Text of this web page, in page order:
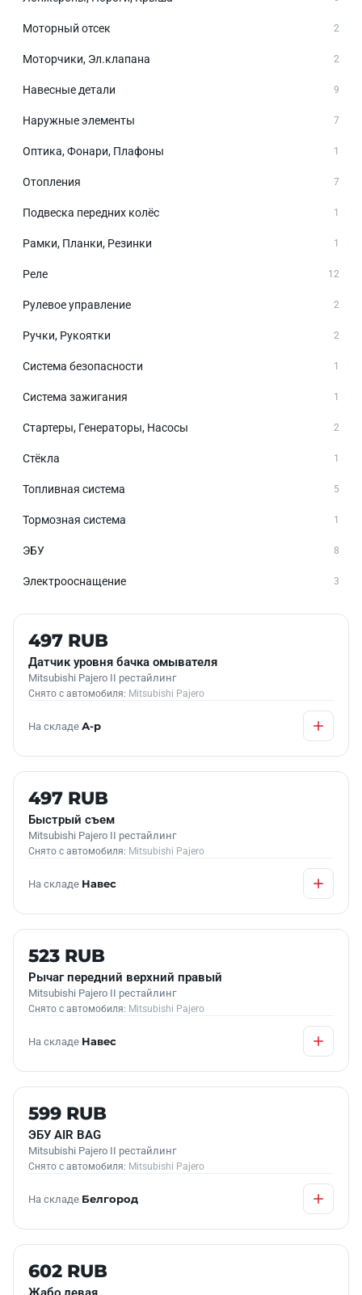
Моторный отсек 2
Моторчики, Эл.клапана 2
Навесные детали 9
Наружные элементы 7
Оптика, Фонари, Плафоны 1
Отопления 7
Подвеска передних колёс 1
Рамки, Планки, Резинки 1
Реле 12
Рулевое управление 2
Ручки, Рукоятки 2
Система безопасности 1
Система зажигания 1
Стартеры, Генераторы, Насосы 2
Стёкла 1
Топливная система 5
Тормозная система 1
ЭБУ 8
Электрооснащение 3
Б/У В НАЛИЧИИ
497 RUB
Датчик уровня бачка омывателя
Mitsubishi Pajero II рестайлинг
Снято с автомобиля: Mitsubishi Pajero
На складе А-р
Б/У В НАЛИЧИИ
497 RUB
Быстрый съем
Mitsubishi Pajero II рестайлинг
Снято с автомобиля: Mitsubishi Pajero
На складе Навес
Б/У В НАЛИЧИИ
523 RUB
Рычаг передний верхний правый
Mitsubishi Pajero II рестайлинг
Снято с автомобиля: Mitsubishi Pajero
На складе Навес
Б/У В НАЛИЧИИ
599 RUB
ЭБУ АIR BAG
Mitsubishi Pajero II рестайлинг
Снято с автомобиля: Mitsubishi Pajero
На складе Белгород
Б/У В НАЛИЧИИ
602 RUB